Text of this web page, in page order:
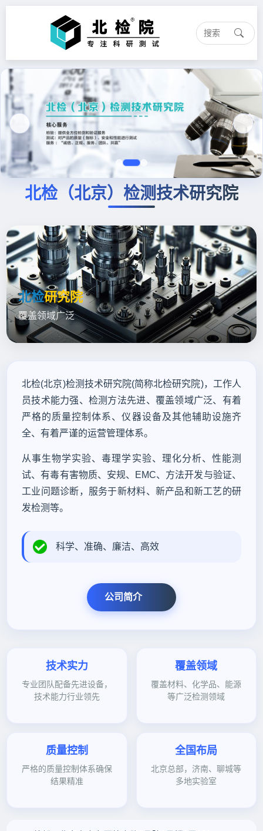
北检（北京）检测技术研究院
北检研究院
覆盖领域广泛
北检(北京)检测技术研究院(简称北检研究院)，工作人
员技术能力强、检测方法先进、覆盖领域广泛、有着
严格的质量控制体系、仪器设备及其他辅助设施齐
全、有着严谨的运营管理体系。
从事生物学实验、毒理学实验、理化分析、性能测
试、有毒有害物质、安规、EMC、方法开发与验证、
工业问题诊断，服务于新材料、新产品和新工艺的研
发检测等。
科学、准确、廉洁、高效
公司简介
技术实力
专业团队配备先进设备，
技术能力行业领先
覆盖领域
覆盖材料、化学品、能源
等广泛检测领域
质量控制
严格的质量控制体系确保
结果精准
全国布局
北京总部，济南、聊城等
多地实验室